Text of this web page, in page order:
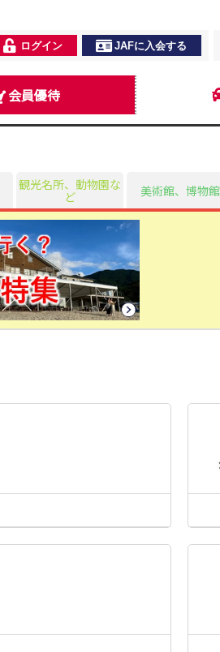
ログイン JAFに入会する
会員優待
観光名所、動物園な
ど
美術館、博物館